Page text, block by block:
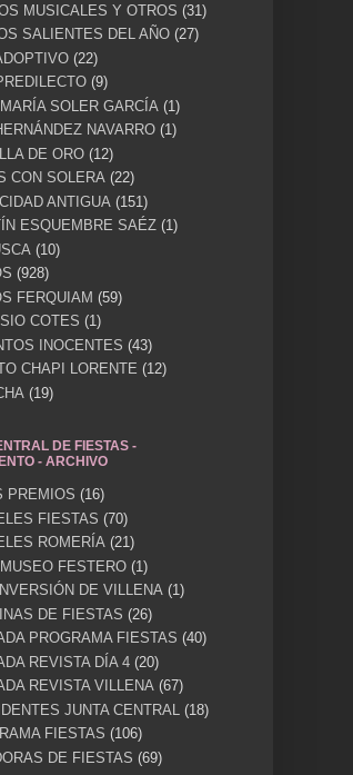
MUSICALES Y OTROS (31)
SALIENTES DEL AÑO (27)
(22)
(9)
SOLER GARCÍA (1)
NAVARRO (1)
DE ORO (12)
CON SOLERA (22)
ANTIGUA (151)
ESQUEMBRE SAÉZ (1)
(10)
(928)
FERQUIAM (59)
COTES (1)
INOCENTES (43)
CHAPI LORENTE (12)
(19)
DE FIESTAS -
- ARCHIVO
PREMIOS (16)
FIESTAS (70)
ROMERÍA (21)
FESTERO (1)
DE VILLENA (1)
DE FIESTAS (26)
PROGRAMA FIESTAS (40)
REVISTA DÍA 4 (20)
REVISTA VILLENA (67)
JUNTA CENTRAL
(18)
FIESTAS (106)
DE FIESTAS (69)